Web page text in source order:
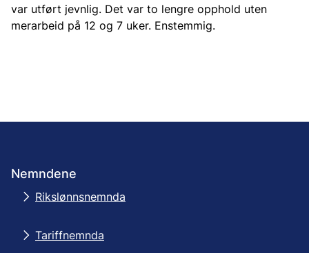
var utført jevnlig. Det var to lengre opphold uten
merarbeid på 12 og 7 uker. Enstemmig.
Nemndene
Rikslønnsnemnda
Tariffnemnda